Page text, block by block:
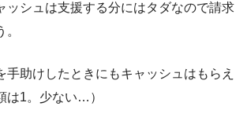
ッシュは支援する分にはタダなので請求
手助けしたときにもキャッシュはもらえ
は1。少ない…）